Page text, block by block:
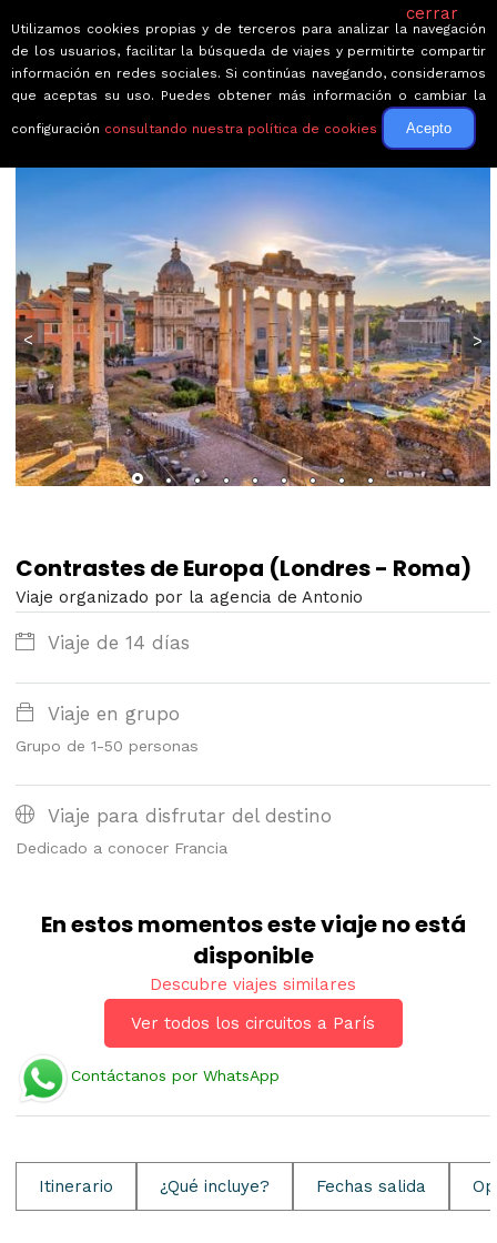
← Volver a Circuitos por París
< >
Contrastes de Europa (Londres - Roma)
Viaje organizado por la agencia de Antonio
Viaje de 14 días
Viaje en grupo
Grupo de 1-50 personas
Viaje para disfrutar del destino
Dedicado a conocer Francia
En estos momentos este viaje no está
disponible
Descubre viajes similares
Ver todos los circuitos a París
Contáctanos por WhatsApp
Itinerario ¿Qué incluye? Fechas salida
cerrar
Utilizamos cookies propias y de terceros para analizar la navegación
de los usuarios, facilitar la búsqueda de viajes y permitirte compartir
información en redes sociales. Si continúas navegando, consideramos
que aceptas su uso. Puedes obtener más información o cambiar la
configuración consultando nuestra política de cookies Acepto